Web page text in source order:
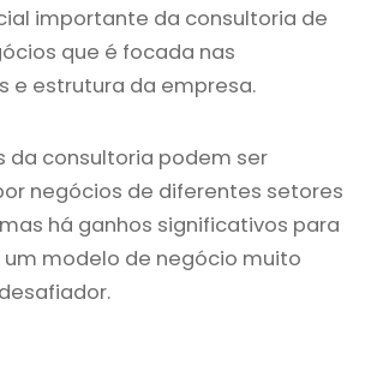
importante da consultoria de
que é focada nas
e estrutura da empresa.
da consultoria podem ser
negócios de diferentes setores
há ganhos significativos para
um modelo de negócio muito